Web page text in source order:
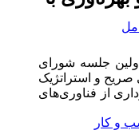
و کار
جلسه شورای
و استراتژیک
از فناوری‌های